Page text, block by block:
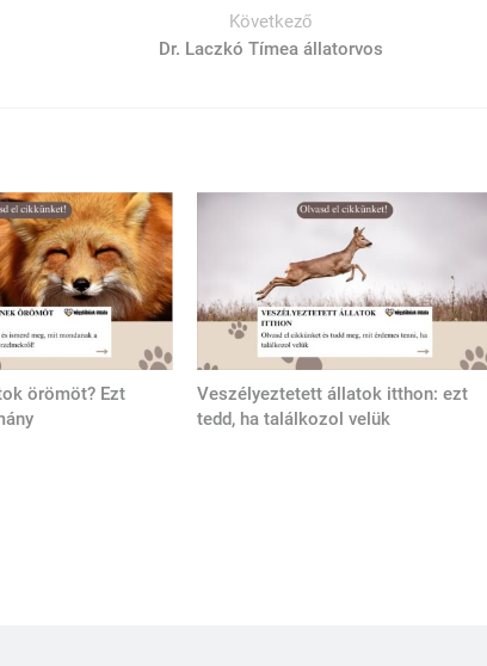
Következő
Dr. Laczkó Tímea állatorvos
örömöt? Ezt
Veszélyeztetett állatok itthon: ezt
tedd, ha találkozol velük